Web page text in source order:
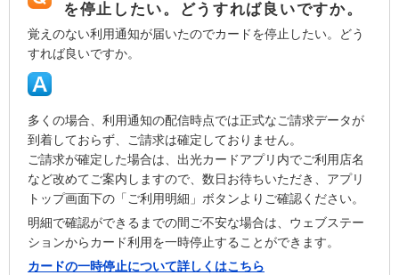
を停止したい。どうすれば良いですか。
覚えのない利用通知が届いたのでカードを停止したい。どう
すれば良いですか。
多くの場合、利用通知の配信時点では正式なご請求データが
到着しておらず、ご請求は確定しておりません。
ご請求が確定した場合は、出光カードアプリ内でご利用店名
など改めてご案内しますので、数日お待ちいただき、アプリ
トップ画面下の「ご利用明細」ボタンよりご確認ください。
明細で確認ができるまでの間ご不安な場合は、ウェブステー
ションからカード利用を一時停止することができます。
カードの一時停止について詳しくはこちら